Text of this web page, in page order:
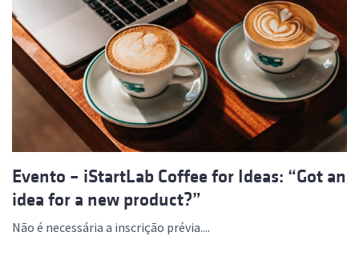
Evento – iStartLab Coffee for Ideas: “Got an
idea for a new product?”
Não é necessária a inscrição prévia....